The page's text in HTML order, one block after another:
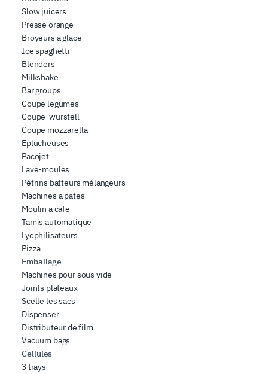
combinarle con altre informazioni che ha fornito loro o
che hanno raccolto dal suo utilizzo dei loro servizi.
Slow juicers
Presse orange
Broyeurs a glace
Ice spaghetti
Blenders
Milkshake
Bar groups
Coupe legumes
Coupe-wurstell
Coupe mozzarella
Eplucheuses
Pacojet
Lave-moules
Pétrins batteurs mélangeurs
Machines a pates
Moulin a cafe
Tamis automatique
Lyophilisateurs
Pizza
Emballage
Machines pour sous vide
Joints plateaux
Scelle les sacs
Dispenser
Distributeur de film
Vacuum bags
Cellules
3 trays